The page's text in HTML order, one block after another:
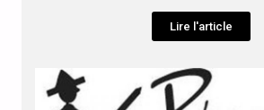
Lire l'article